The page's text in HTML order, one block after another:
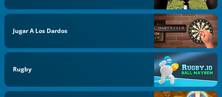
Jugar A Los Dardos
Rugby